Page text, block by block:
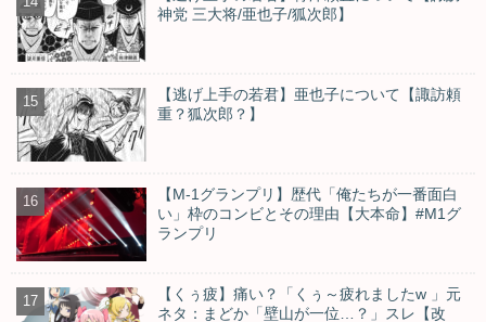
神党 三大将/亜也子/狐次郎】
【逃げ上手の若君】亜也子について【諏訪頼
重？狐次郎？】
【M-1グランプリ】歴代「俺たちが一番面白
い」枠のコンビとその理由【大本命】#M1グ
ランプリ
【くぅ疲】痛い？「くぅ～疲れましたw 」元
ネタ：まどか「壁山が一位…？」スレ【改